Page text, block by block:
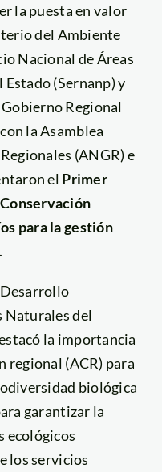
la puesta en valor
del Ambiente
Nacional de Áreas
(Sernanp) y
Regional
la Asamblea
(ANGR) e
el Primer
para la gestión
.
Naturales del
la importancia
regional (ACR) para
biológica
garantizar la
ecológicos
los servicios